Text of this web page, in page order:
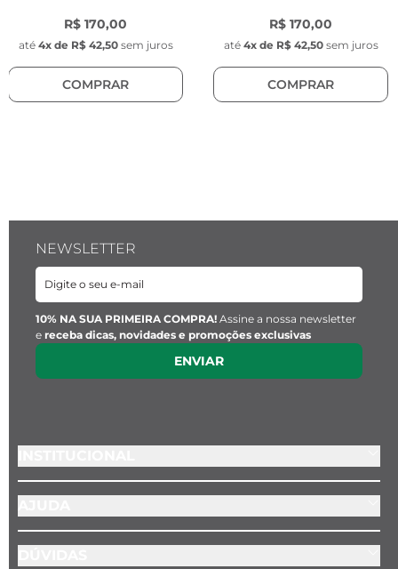
R$ 170,00
até 4x de R$ 42,50 sem juros
COMPRAR
R$ 170,00
até 4x de R$ 42,50 sem juros
COMPRAR
NEWSLETTER
10% NA SUA PRIMEIRA COMPRA! Assine a nossa newsletter
e receba dicas, novidades e promoções exclusivas
ENVIAR